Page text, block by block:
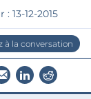
13-12-2015
à la conversation